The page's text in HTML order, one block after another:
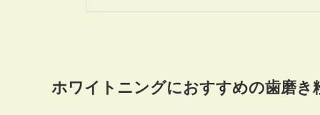
ホワイトニングにおすすめの歯磨き